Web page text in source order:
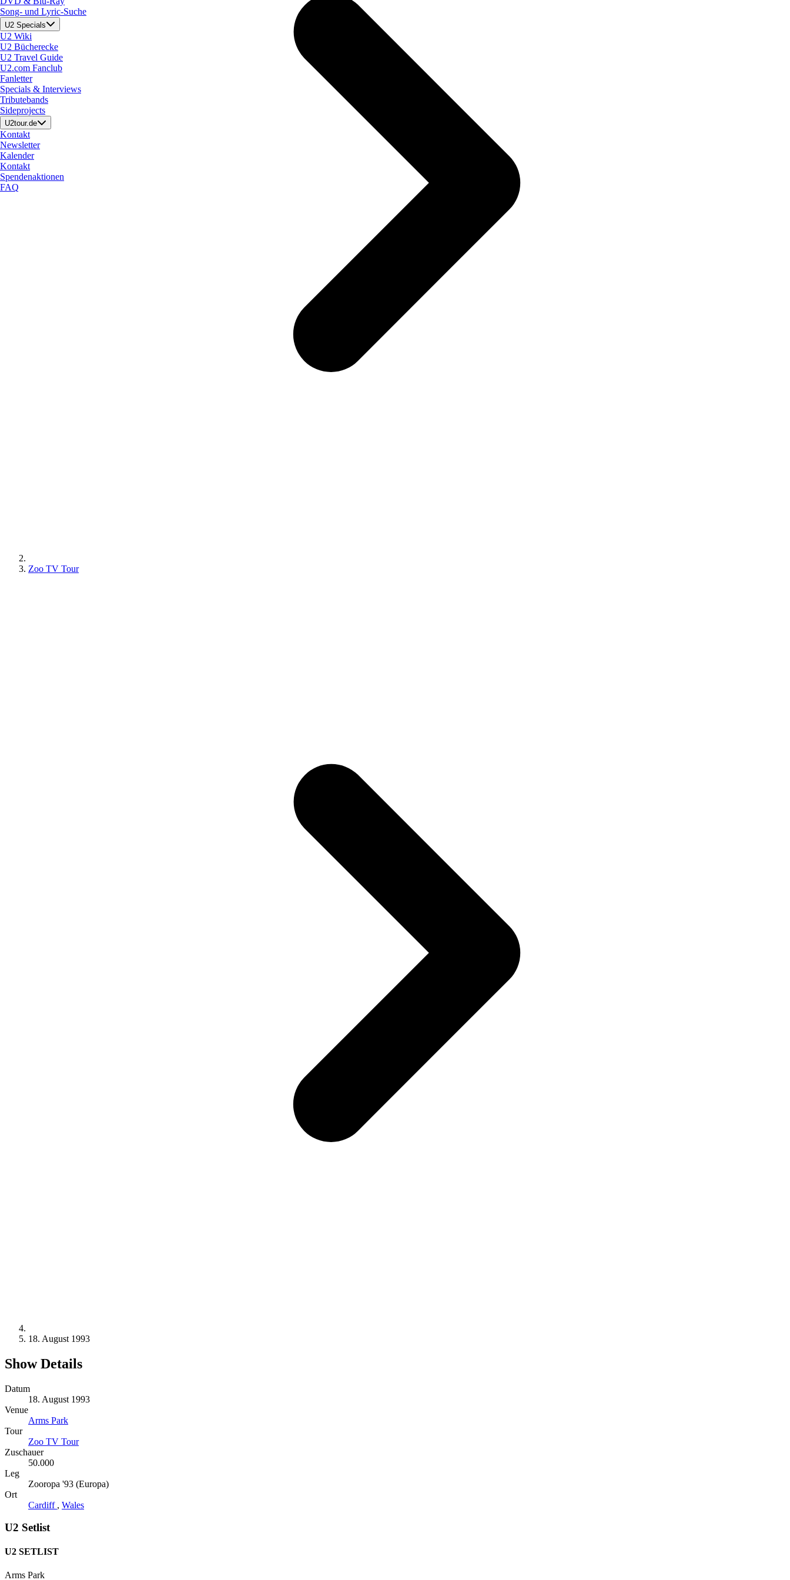
Song- und Lyric-Suche
U2 Specials
U2 Wiki
U2 Bücherecke
U2 Travel Guide
U2.com Fanclub
Fanletter
Specials & Interviews
Tributebands
Sideprojects
U2tour.de
Kontakt
Newsletter
Kalender
Kontakt
Spendenaktionen
FAQ
Zoo TV Tour
18. August 1993
Show Details
Datum
18. August 1993
Venue
Arms Park
Tour
Zoo TV Tour
Zuschauer
50.000
Leg
Zooropa '93 (Europa)
Ort
Cardiff , Wales
U2 Setlist
U2 SETLIST
Arms Park